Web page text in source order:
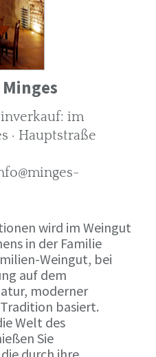
im
· Hauptstraße
wird im Weingut
in der Familie
Weingut, bei
auf dem
moderner
basiert.
Welt des
Sie